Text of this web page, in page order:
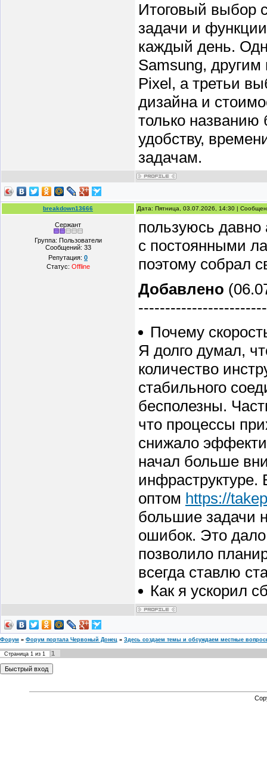
Итоговый выбор
задачи и
каждый день.
Samsung,
Pixel, а третьи
дизайна и
только названию
удобству,
задачам.
breakdown13666 Дата: Пятница, 03.07.2026, 14:30 |
Сержант
Группа: Пользователи
Сообщений: 33
Репутация: 0
Статус: Offline
пользуюсь давно
с постоянными
поэтому собрал
Добавлено
Почему
Я долго думал,
количество
стабильного
бесполезны.
что процессы
снижало
начал больше
инфраструктуре.
оптом https://
большие задачи
ошибок. Это
позволило
всегда ставлю
Как я ускорил
Форум » Форум портала Червоный Донец » Здесь создаем темы и обсуждаем местные
Страница 1 из 1 1